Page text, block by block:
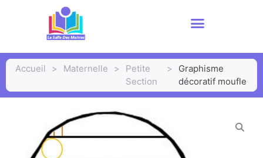
Accueil > Maternelle >
Petite
Section
>
Graphisme
décoratif moufle